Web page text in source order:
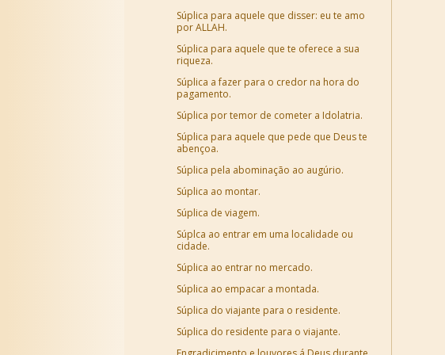
Súplica para aquele que disser: eu te amo
por ALLAH.
Súplica para aquele que te oferece a sua
riqueza.
Súplica a fazer para o credor na hora do
pagamento.
Súplica por temor de cometer a Idolatria.
Súplica para aquele que pede que Deus te
abençoa.
Súplica pela abominação ao augúrio.
Súplica ao montar.
Súplica de viagem.
Súplca ao entrar em uma localidade ou
cidade.
Súplica ao entrar no mercado.
Súplica ao empacar a montada.
Súplica do viajante para o residente.
Súplica do residente para o viajante.